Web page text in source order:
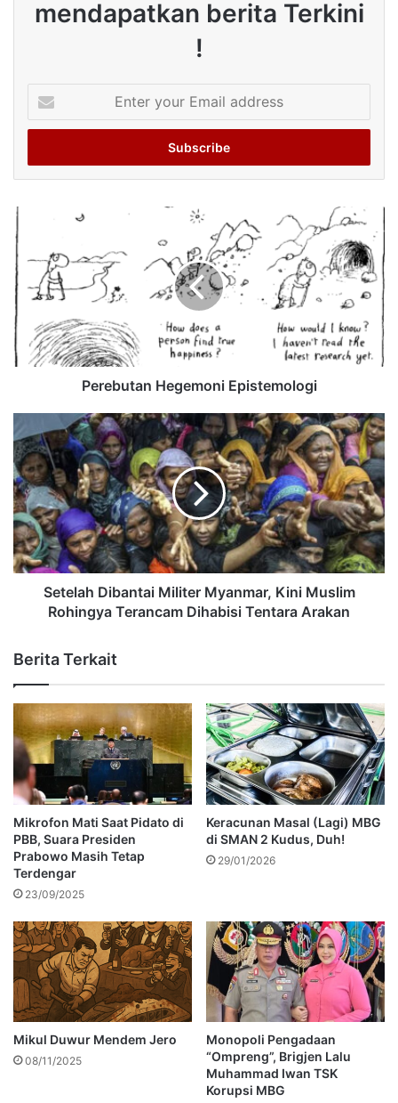
mendapatkan berita Terkini
!
your
Email
Perebutan Hegemoni Epistemologi
Setelah Dibantai Militer Myanmar, Kini Muslim
Rohingya Terancam Dihabisi Tentara Arakan
Berita Terkait
Mikrofon Mati Saat Pidato di
PBB, Suara Presiden
Prabowo Masih Tetap
Terdengar
23/09/2025
Keracunan Masal (Lagi) MBG
di SMAN 2 Kudus, Duh!
29/01/2026
Mikul Duwur Mendem Jero
08/11/2025
Monopoli Pengadaan
“Ompreng”, Brigjen Lalu
Muhammad Iwan TSK
Korupsi MBG